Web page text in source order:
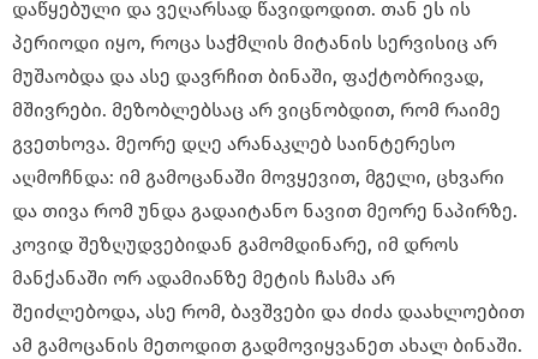
დაწყებული და ვეღარსად წავიდოდით. თან ეს ის
პერიოდი იყო, როცა საჭმლის მიტანის სერვისიც არ
მუშაობდა და ასე დავრჩით ბინაში, ფაქტობრივად,
მშივრები. მეზობლებსაც არ ვიცნობდით, რომ რაიმე
გვეთხოვა. მეორე დღე არანაკლებ საინტერესო
აღმოჩნდა: იმ გამოცანაში მოვყევით, მგელი, ცხვარი
და თივა რომ უნდა გადაიტანო ნავით მეორე ნაპირზე.
კოვიდ შეზღუდვებიდან გამომდინარე, იმ დროს
მანქანაში ორ ადამიანზე მეტის ჩასმა არ
შეიძლებოდა, ასე რომ, ბავშვები და ძიძა დაახლოებით
ამ გამოცანის მეთოდით გადმოვიყვანეთ ახალ ბინაში.